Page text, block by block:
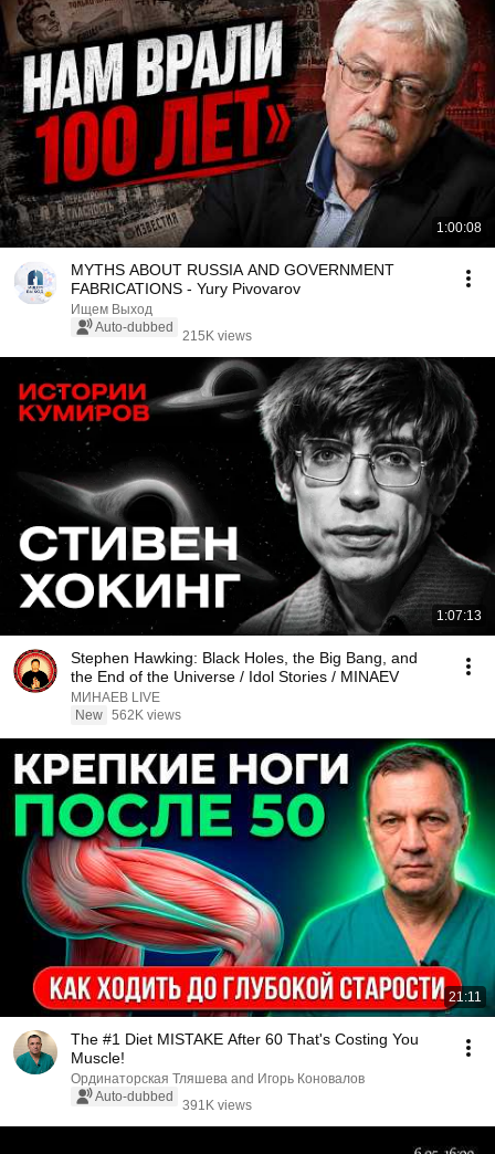
1:00:08
MYTHS ABOUT RUSSIA AND GOVERNMENT
FABRICATIONS - Yury Pivovarov
Ищем Выход
Auto-dubbed
215K views
1:07:13
Stephen Hawking: Black Holes, the Big Bang, and
the End of the Universe / Idol Stories / MINAEV
МИНАЕВ LIVE
New 562K views
21:11
The #1 Diet MISTAKE After 60 That's Costing You
Muscle!
Ординаторская Тляшева and Игорь Коновалов
Auto-dubbed
391K views